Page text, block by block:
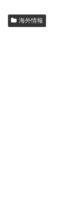
海外情報